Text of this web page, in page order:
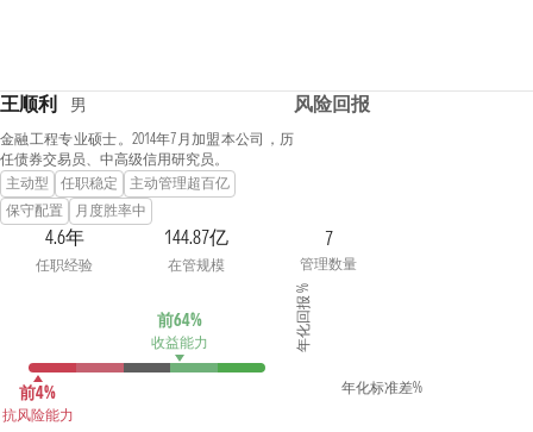
王顺利 男
金融工程专业硕士。2014年7月加盟本公司，历
任债券交易员、中高级信用研究员。
主动型
任职稳定
主动管理超百亿
保守配置
月度胜率中
4.6年
任职经验
144.87亿
在管规模
7
管理数量
前64%
收益能力
前4%
抗风险能力
风险回报
年化回报 %
年化标准差%